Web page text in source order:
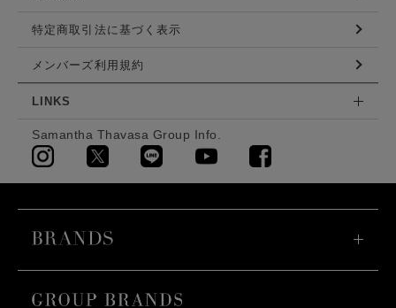
特定商取引法に基づく表示
メンバーズ利用規約
LINKS
Samantha Thavasa Group Info.